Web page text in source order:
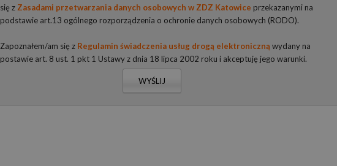
się z Zasadami przetwarzania danych osobowych w ZDZ Katowice przekazanymi na
podstawie art.13 ogólnego rozporządzenia o ochronie danych osobowych (RODO).
Zapoznałem/am się z Regulamin świadczenia usług drogą elektroniczną wydany na
postawie art. 8 ust. 1 pkt 1 Ustawy z dnia 18 lipca 2002 roku i akceptuję jego warunki.
WYŚLIJ